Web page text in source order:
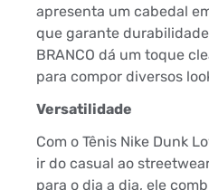
apresenta um cabedal
que garante
BRANCO dá um toque
para compor diversos
Versatilidade
Com o Tênis Nike Dunk
ir do casual ao
para o dia a dia, ele